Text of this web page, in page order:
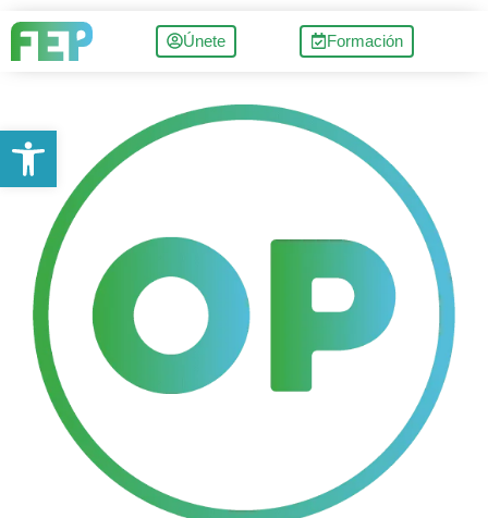
Únete Formación
Abrir barra de herramientas